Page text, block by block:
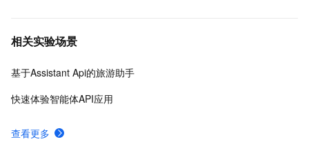
相关实验场景
基于Assistant Api的旅游助手
快速体验智能体API应用
查看更多